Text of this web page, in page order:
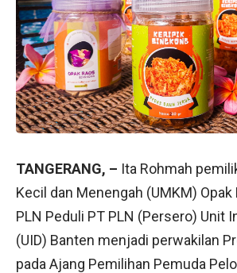
TANGERANG, – Ita Rohmah
Kecil dan Menengah (UMKM) Opak
PLN Peduli PT PLN (Persero) Unit
(UID) Banten menjadi perwakilan
pada Ajang Pemilihan Pemuda